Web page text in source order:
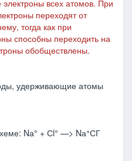
всех атомов. При
переходят от
тогда как при
способны переходить на
обобществлены.
удерживающие атомы
Nа° + Сl° —> Nа+СГ